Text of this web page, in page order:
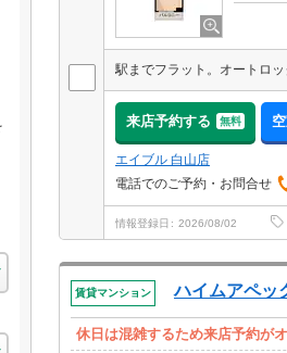
来店予約する 無料
エイブル 白山店
電話でのご予約・お問合せ
情報登録日 2026/08/02
賃貸マンション ハイムアペッ
休日は混雑するため来店予約が